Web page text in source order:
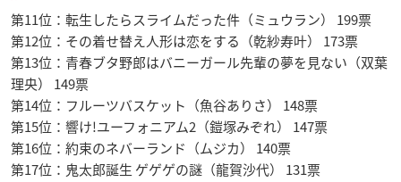
第11位：転生したらスライムだった件（ミュウラン） 199票
第12位：その着せ替え人形は恋をする（乾紗寿叶） 173票
第13位：青春ブタ野郎はバニーガール先輩の夢を見ない（双葉
理央） 149票
第14位：フルーツバスケット（魚谷ありさ） 148票
第15位：響け!ユーフォニアム2（鎧塚みぞれ） 147票
第16位：約束のネバーランド（ムジカ） 140票
第17位：鬼太郎誕生 ゲゲゲの謎（龍賀沙代） 131票